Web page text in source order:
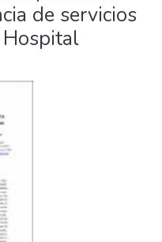
de servicios